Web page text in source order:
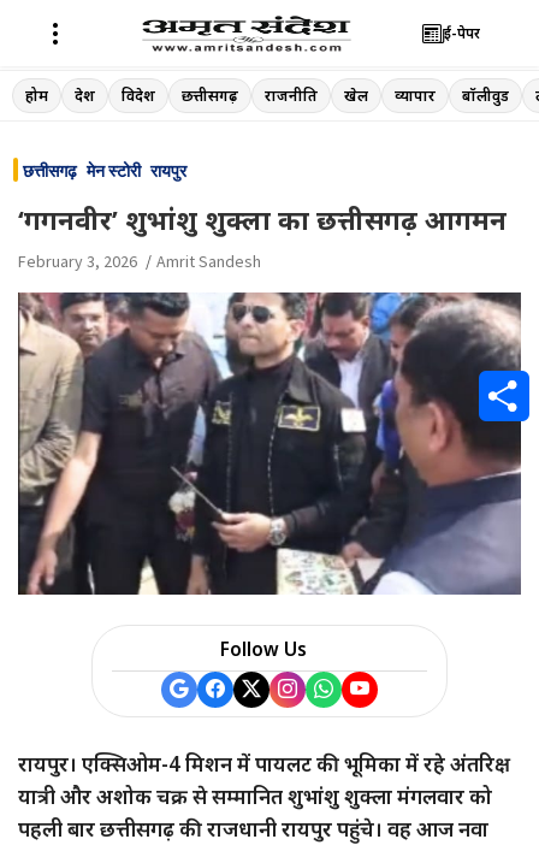
Skip
to
ई-पेपर
होम देश विदेश छत्तीसगढ़ राजनीति खेल व्यापार बॉलीवुड
छत्तीसगढ़ मेन स्टोरी रायपुर
‘गगनवीर’ शुभांशु शुक्ला का छत्तीसगढ़ आगमन
February 3, 2026 Amrit Sandesh
Follow Us
रायपुर। एक्सिओम-4 मिशन में पायलट की भूमिका में रहे अंतरिक्ष
यात्री और अशोक चक्र से सम्मानित शुभांशु शुक्ला मंगलवार को
पहली बार छत्तीसगढ़ की राजधानी रायपुर पहुंचे। वह आज नवा
S
a
r